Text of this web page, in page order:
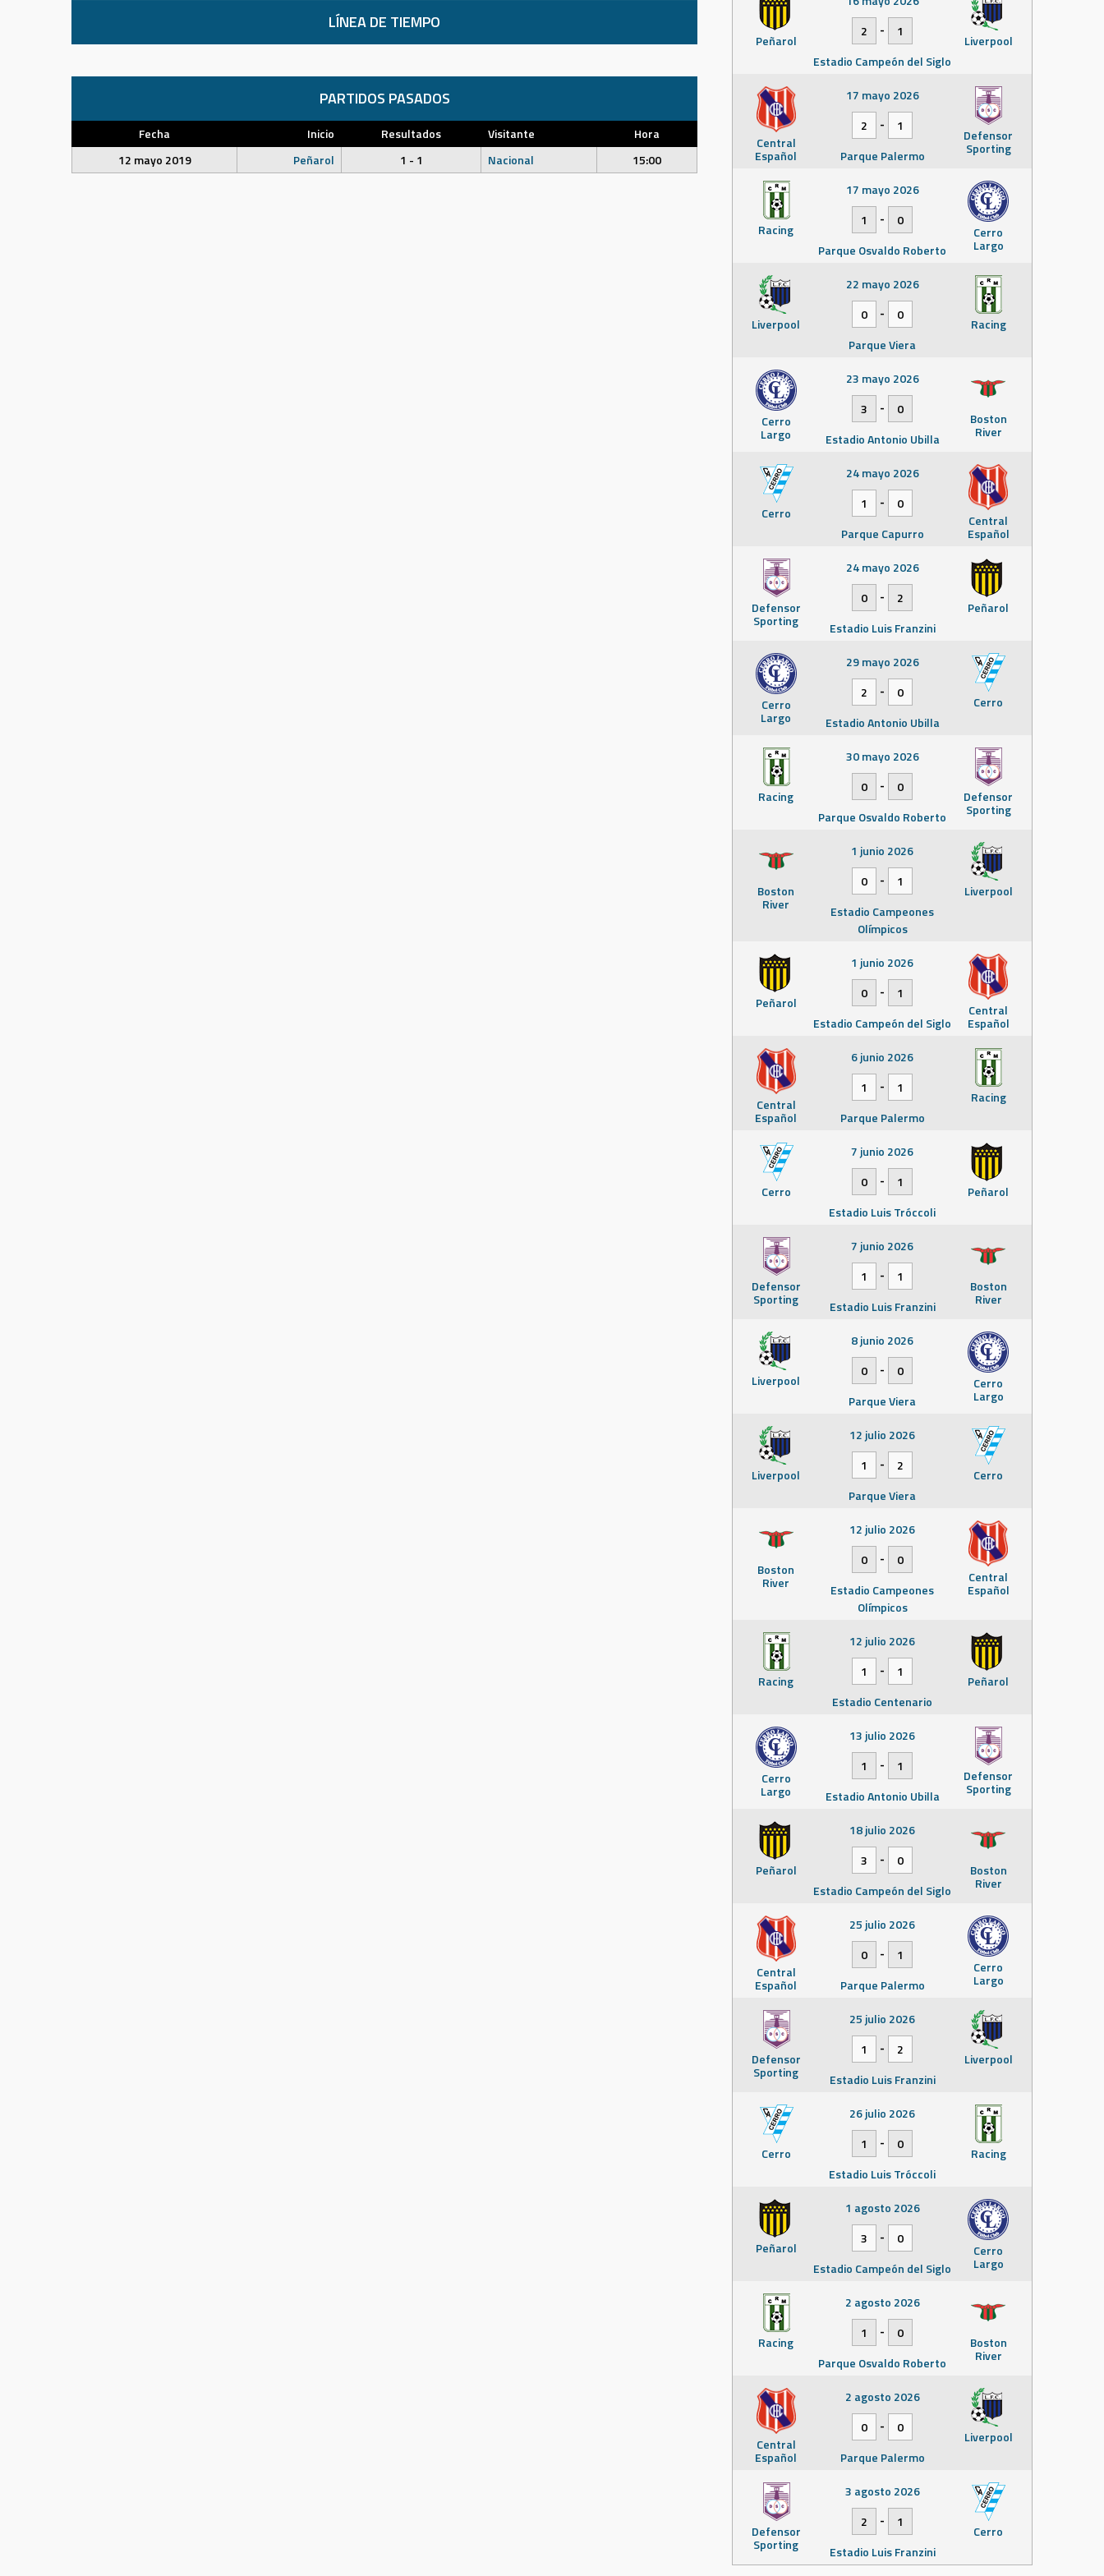
LÍNEA DE TIEMPO
PARTIDOS PASADOS
Fecha Inicio Resultados Visitante
Hora
12 mayo 2019
Peñarol 1 - 1 Nacional 15:00
Peñarol Liverpool
2
-
1
Estadio Campeón del Siglo
Central
Español
Defensor
Sporting
17 mayo 2026
2
-
1
Parque Palermo
Racing Cerro
Largo
17 mayo 2026
1
-
0
Parque Osvaldo Roberto
Liverpool Racing
22 mayo 2026
0
-
0
Parque Viera
Cerro
Largo
Boston
River
23 mayo 2026
3
-
0
Estadio Antonio Ubilla
Cerro Central
Español
24 mayo 2026
1
-
0
Parque Capurro
Defensor
Sporting
Peñarol
24 mayo 2026
0
-
2
Estadio Luis Franzini
Cerro
Largo
Cerro
29 mayo 2026
2
-
0
Estadio Antonio Ubilla
Racing Defensor
Sporting
30 mayo 2026
0
-
0
Parque Osvaldo Roberto
Boston
River
Liverpool
1 junio 2026
0
-
1
Estadio Campeones
Olímpicos
Peñarol Central
Español
1 junio 2026
0
-
1
Estadio Campeón del Siglo
Central
Español
Racing
6 junio 2026
1
-
1
Parque Palermo
Cerro Peñarol
7 junio 2026
0
-
1
Estadio Luis Tróccoli
Defensor
Sporting
Boston
River
7 junio 2026
1
-
1
Estadio Luis Franzini
Liverpool Cerro
Largo
8 junio 2026
0
-
0
Parque Viera
Liverpool Cerro
12 julio 2026
1
-
2
Parque Viera
Boston
River Central
Español
12 julio 2026
0
-
0
Estadio Campeones
Olímpicos
Racing Peñarol
12 julio 2026
1
-
1
Estadio Centenario
Cerro
Largo
Defensor
Sporting
13 julio 2026
1
-
1
Estadio Antonio Ubilla
Peñarol Boston
River
18 julio 2026
3
-
0
Estadio Campeón del Siglo
Central
Español
Cerro
Largo
25 julio 2026
0
-
1
Parque Palermo
Defensor
Sporting
Liverpool
25 julio 2026
1
-
2
Estadio Luis Franzini
Cerro Racing
26 julio 2026
1
-
0
Estadio Luis Tróccoli
Peñarol Cerro
Largo
1 agosto 2026
3
-
0
Estadio Campeón del Siglo
Racing Boston
River
2 agosto 2026
1
-
0
Parque Osvaldo Roberto
Central
Español
Liverpool
2 agosto 2026
0
-
0
Parque Palermo
Defensor
Sporting
Cerro
3 agosto 2026
2
-
1
Estadio Luis Franzini